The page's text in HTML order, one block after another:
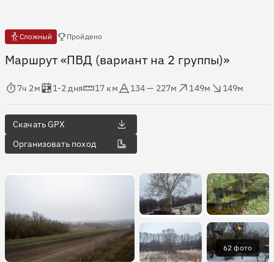
Сложный Пройдено
Маршрут «ПВД (вариант на 2 группы)»
в пути
7ч 2м
Оценка в днях
1-2 дня
Дистанция
17 км
Абсолютная высота
134 — 227м
Набор высоты
149м
Сброс высоты
149м
Скачать GPX
Организовать поход
62 фото